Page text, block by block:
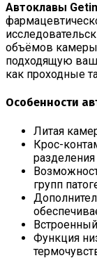
Автоклавы
объёмов камеры
подходящую
как проходные
Особенности
Литая
Крос-
разделения
групп
Функция